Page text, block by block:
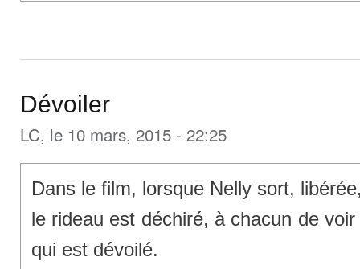
Dévoiler
LC, le 10 mars, 2015 - 22:25
Dans le film, lorsque Nelly sort,
le rideau est déchiré, à chacun de
qui est dévoilé.